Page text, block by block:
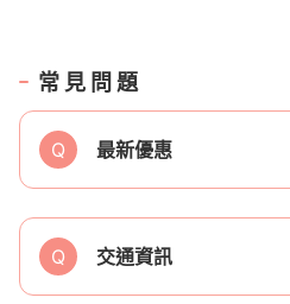
常見問題
Q 最新優惠
Q 交通資訊